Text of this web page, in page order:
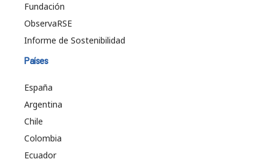
Fundación
ObservaRSE
Informe de Sostenibilidad
Países
España
Argentina
Chile
Colombia
Ecuador